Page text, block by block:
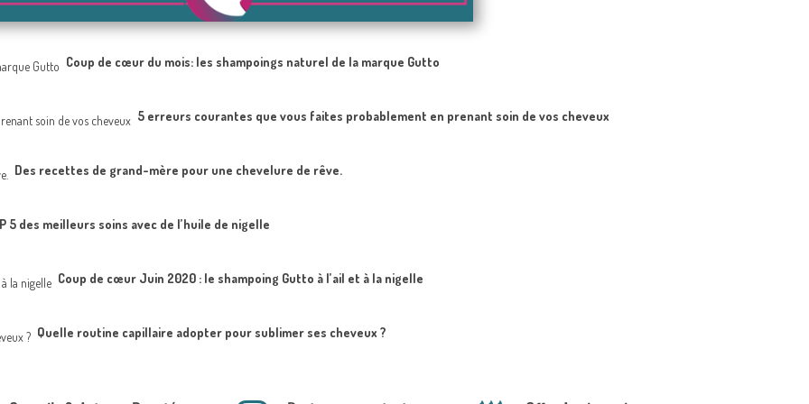
Coup de Cœur du Mois : Shampoing à l'Huile de Nigelle de Gutto
Coup de cœur du mois: les shampoings naturel de la marque Gutto
5 erreurs courantes que vous faites probablement en prenant soin de vos cheveux
Des recettes de grand-mère pour une chevelure de rêve.
5 des meilleurs soins avec de l’huile de nigelle
Coup de cœur Juin 2020 : le shampoing Gutto à l’ail et à la nigelle
Quelle routine capillaire adopter pour sublimer ses cheveux ?